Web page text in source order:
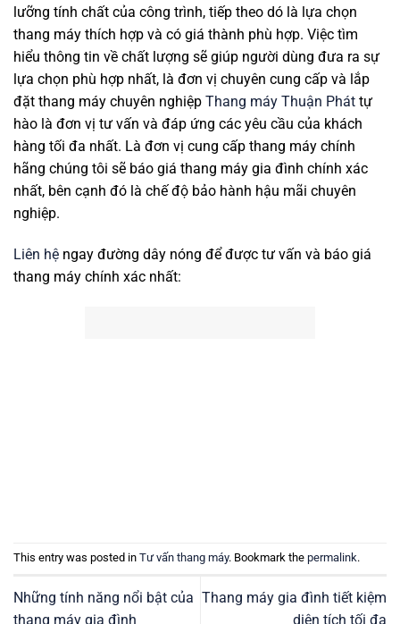
lưỡng tính chất của công trình, tiếp theo dó là lựa chọn
thang máy thích hợp và có giá thành phù hợp. Việc tìm
hiểu thông tin về chất lượng sẽ giúp người dùng đưa ra sự
lựa chọn phù hợp nhất, là đơn vị chuyên cung cấp và lắp
đặt thang máy chuyên nghiệp Thang máy Thuận Phát tự
hào là đơn vị tư vấn và đáp ứng các yêu cầu của khách
hàng tối đa nhất. Là đơn vị cung cấp thang máy chính
hãng chúng tôi sẽ báo giá thang máy gia đình chính xác
nhất, bên cạnh đó là chế độ bảo hành hậu mãi chuyên
nghiệp.
Liên hệ ngay đường dây nóng để được tư vấn và báo giá
thang máy chính xác nhất:
This entry was posted in Tư vấn thang máy. Bookmark the permalink.
Những tính năng nổi bật của
thang máy gia đình
Thang máy gia đình tiết kiệm
diện tích tối đa